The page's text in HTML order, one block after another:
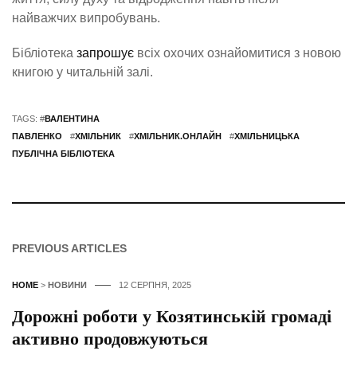
найважчих випробувань.
Бібліотека запрошує всіх охочих ознайомитися з новою
книгою у читальній залі.
TAGS: #ВАЛЕНТИНА
ПАВЛЕНКО
#ХМІЛЬНИК #ХМІЛЬНИК.ОНЛАЙН #ХМІЛЬНИЦЬКА
ПУБЛІЧНА БІБЛІОТЕКА
PREVIOUS ARTICLES
HOME > НОВИНИ 12 СЕРПНЯ, 2025
Дорожні роботи у Козятинській громаді
активно продовжуються